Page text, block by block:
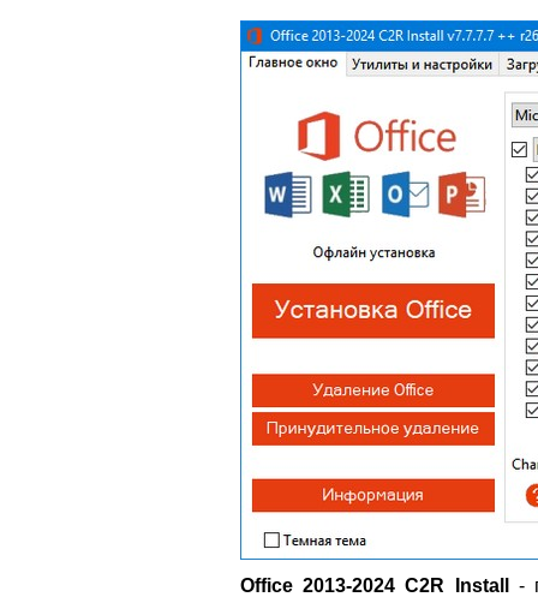
Office 2013-2024 C2R Install
-